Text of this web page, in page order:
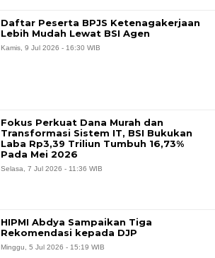
Daftar Peserta BPJS Ketenagakerjaan
Lebih Mudah Lewat BSI Agen
Kamis, 9 Jul 2026 - 16:30 WIB
Fokus Perkuat Dana Murah dan
Transformasi Sistem IT, BSI Bukukan
Laba Rp3,39 Triliun Tumbuh 16,73%
Pada Mei 2026
Selasa, 7 Jul 2026 - 11:36 WIB
HIPMI Abdya Sampaikan Tiga
Rekomendasi kepada DJP
Minggu, 5 Jul 2026 - 15:19 WIB